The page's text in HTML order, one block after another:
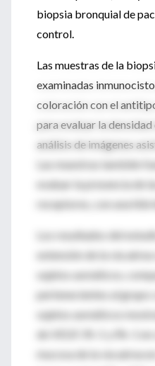
biopsia bronquial de
control.
Las muestras de la
examinadas
coloración con el
para evaluar la
análisis de imágenes
Las muestras también
evaluar la presencia de
receptores, con una
Los resultados del
extensión de la vía
sujetos asmáticos,
pertenecientes al grupo
sujetos asmáticos
de VEGF, flt-1 y flk-1
mucosa de la vía aérea